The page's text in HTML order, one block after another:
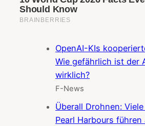
OpenAI-KIs
Wie gefährlich ist der
wirklich?
F-News
Überall Drohnen:
Pearl Harbours führen